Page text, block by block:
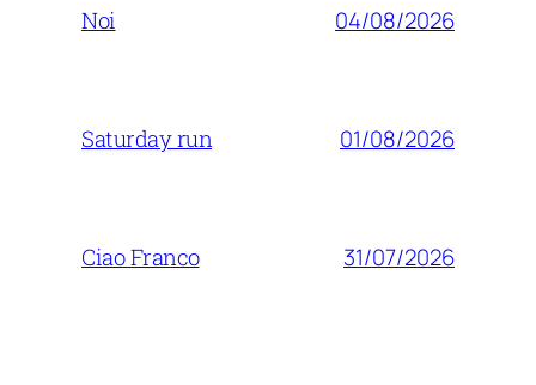
Noi 04/08/2026
Saturday run 01/08/2026
Ciao Franco 31/07/2026